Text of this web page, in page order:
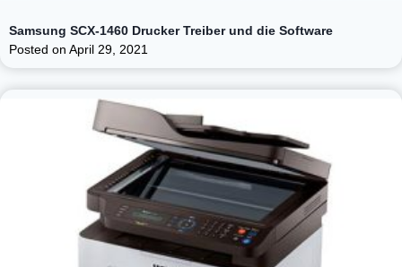
Samsung SCX-1460 Drucker Treiber und die Software
Posted on April 29, 2021